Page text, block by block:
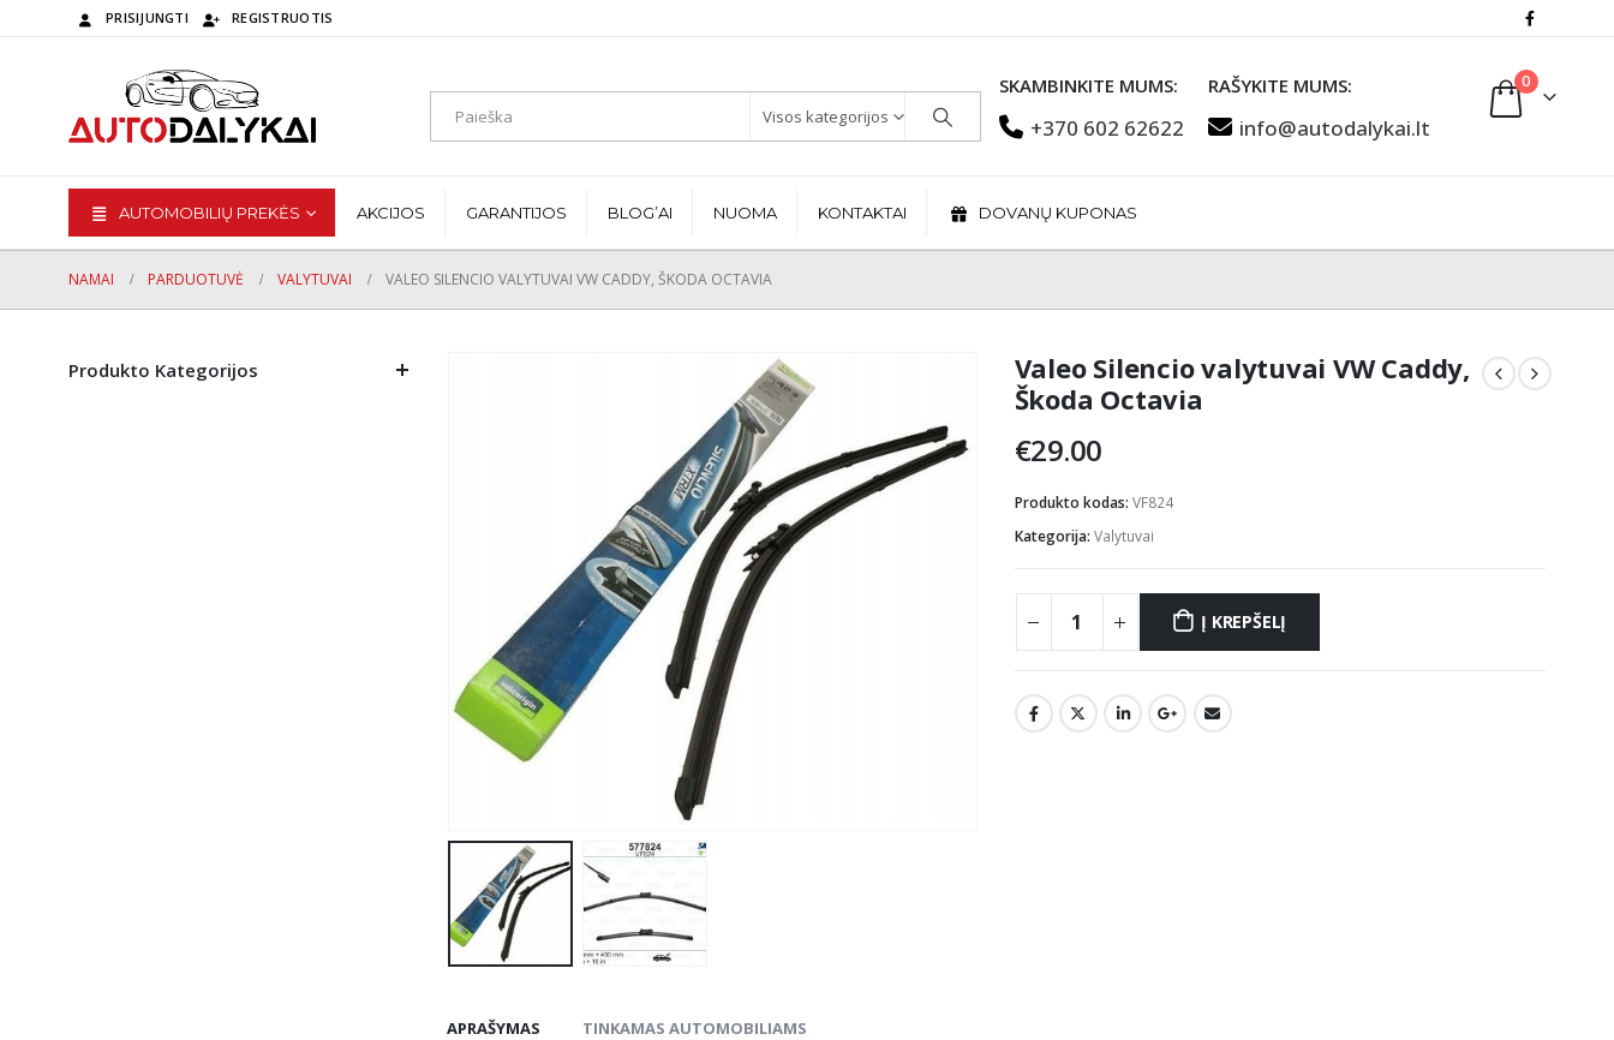
PRISIJUNGTI REGISTRUOTIS
Visos kategorijos
SKAMBINKITE MUMS:
+370 602 62622
RAŠYKITE MUMS:
info@autodalykai.lt
0
AUTOMOBILIŲ PREKĖS AKCIJOS GARANTIJOS BLOG’AI NUOMA KONTAKTAI DOVANŲ KUPONAS
NAMAI PARDUOTUVĖ VALYTUVAI VALEO SILENCIO VALYTUVAI VW CADDY, ŠKODA OCTAVIA
Valeo Silencio valytuvai VW Caddy,
Škoda Octavia
€29.00
Produkto kodas: VF824
Kategorija: Valytuvai
Į KREPŠELĮ
APRAŠYMAS TINKAMAS AUTOMOBILIAMS
Produkto Kategorijos